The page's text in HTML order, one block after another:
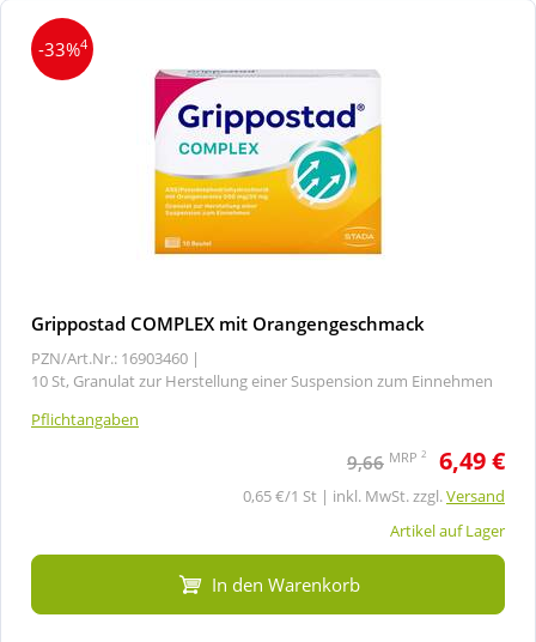
-33%4
Grippostad COMPLEX mit Orangengeschmack
PZN/Art.Nr.: 16903460 |
10 St, Granulat zur Herstellung einer Suspension zum Einnehmen
Pflichtangaben
9,66 MRP 2 6,49 €
0,65 €/1 St | inkl. MwSt. zzgl.Versand
Artikel auf Lager
In den Warenkorb